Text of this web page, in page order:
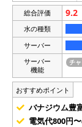
総合評価 9.2
水の種類
サーバー
サーバー
機能
チ
おすすめポイント
バナジウム豊
電気代800円